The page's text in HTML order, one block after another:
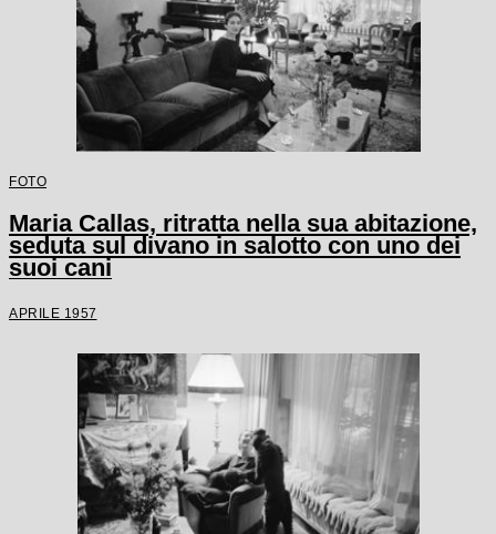
FOTO
Maria Callas, ritratta nella sua abitazione,
seduta sul divano in salotto con uno dei
suoi cani
APRILE 1957